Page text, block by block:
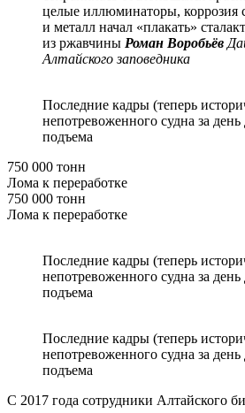
целые иллюминаторы, коррозия
и металл начал «плакать»
из ржавчины Роман Воробьёв
Алтайского заповедника
Последние кадры (теперь
непотревоженного судна за день
подъема
750 000 тонн
Лома к переработке
750 000 тонн
Лома к переработке
Последние кадры (теперь
непотревоженного судна за день
подъема
Последние кадры (теперь
непотревоженного судна за день
подъема
С 2017 года сотрудники Алтайского